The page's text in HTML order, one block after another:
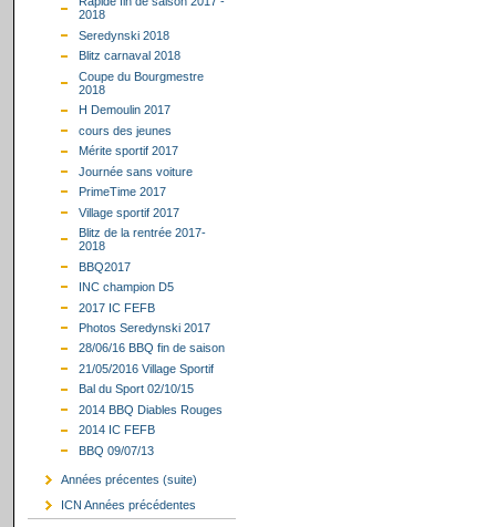
2018
Seredynski 2018
Blitz carnaval 2018
Coupe du Bourgmestre
2018
H Demoulin 2017
cours des jeunes
Mérite sportif 2017
Journée sans voiture
PrimeTime 2017
Village sportif 2017
Blitz de la rentrée 2017-
2018
BBQ2017
INC champion D5
2017 IC FEFB
Photos Seredynski 2017
28/06/16 BBQ fin de saison
21/05/2016 Village Sportif
Bal du Sport 02/10/15
2014 BBQ Diables Rouges
2014 IC FEFB
BBQ 09/07/13
Années précentes (suite)
ICN Années précédentes